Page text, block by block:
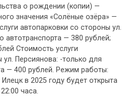
о рождении (копии) —
значения «Солёные озёра» —
автопарковки со стороны ул.
автотранспорта — 380 рублей;
Стоимость услуги
Персиянова: -только для
— 400 рублей. Режим работы:
в 2025 году будет открыта
часа.